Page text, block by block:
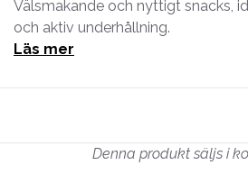
Välsmakande och nyttigt snacks,
och aktiv underhållning.
Läs mer
Denna produkt säljs i